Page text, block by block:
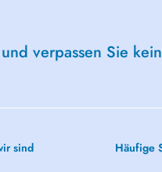
verpassen Sie
sind Häufige